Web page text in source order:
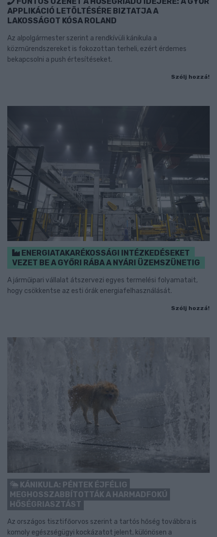
APPLIKÁCIÓ LETÖLTÉSÉRE BIZTATJA A
LAKOSSÁGOT KÓSA ROLAND
Az alpolgármester szerint a rendkívüli kánikula a
közműrendszereket is fokozottan terheli, ezért érdemes
bekapcsolni a push értesítéseket.
Szólj hozzá!
ENERGIATAKARÉKOSSÁGI INTÉZKEDÉSEKET
VEZET BE A GYŐRI RÁBA A NYÁRI ÜZEMSZÜNETIG
A járműipari vállalat átszervezi egyes termelési folyamatait,
hogy csökkentse az esti órák energiafelhasználását.
Szólj hozzá!
KÁNIKULA: PÉNTEK ÉJFÉLIG
MEGHOSSZABBÍTOTTÁK A HARMADFOKÚ
HŐSÉGRIASZTÁST
Az országos tisztifőorvos szerint a tartós hőség továbbra is
komoly egészségügyi kockázatot jelent, különösen a